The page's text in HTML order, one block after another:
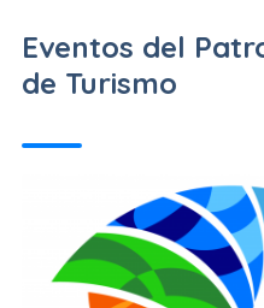
Eventos del
de Turismo